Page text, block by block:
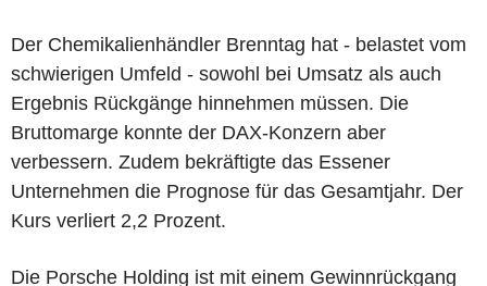
Der Chemikalienhändler Brenntag hat - belastet vom
schwierigen Umfeld - sowohl bei Umsatz als auch
Ergebnis Rückgänge hinnehmen müssen. Die
Bruttomarge konnte der DAX-Konzern aber
verbessern. Zudem bekräftigte das Essener
Unternehmen die Prognose für das Gesamtjahr. Der
Kurs verliert 2,2 Prozent.
Die Porsche Holding ist mit einem Gewinnrückgang